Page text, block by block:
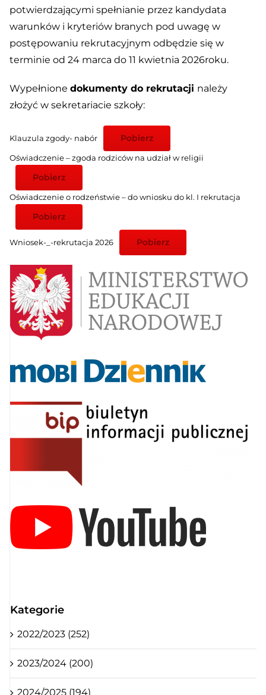
potwierdzającymi spełnianie przez kandydata
warunków i kryteriów branych pod uwagę w
postępowaniu rekrutacyjnym odbędzie się w
terminie od 24 marca do 11 kwietnia 2026roku.
Wypełnione dokumenty do rekrutacji należy
złożyć w sekretariacie szkoły:
Klauzula zgody- nabór Pobierz
Oświadczenie – zgoda rodziców na udział w religii
Pobierz
Oświadczenie o rodzeństwie – do wniosku do kl. I rekrutacja
Pobierz
Wniosek-_-rekrutacja 2026 Pobierz
Kategorie
2022/2023 (252)
2023/2024 (200)
2024/2025 (194)